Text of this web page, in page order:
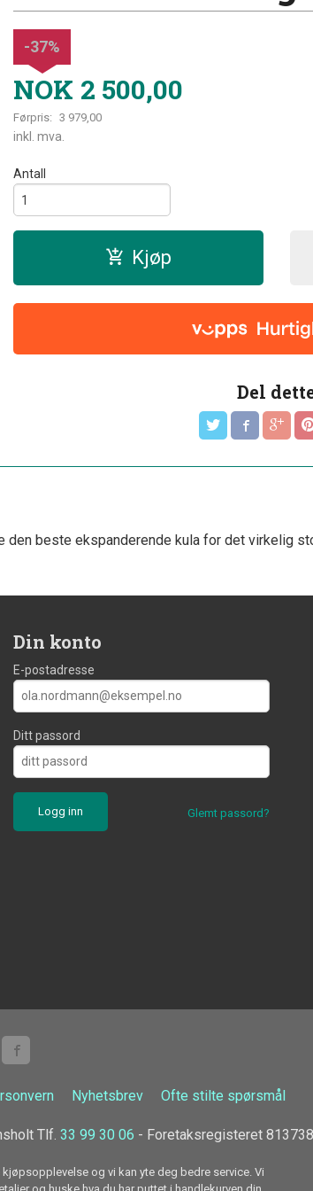
NOK 2 500,00
Førpris: 3 979,00
Rabatt
-37%
inkl. mva.
Antall
Kjøp
Del
den beste ekspanderende kula for det virkelig
Din konto
E-postadresse
Ditt passord
Glemt passord?
Nyhetsbrev Ofte stilte spørsmål
Tlf. 33 99 30 06 - Foretaksregisteret
og vi kan yte deg bedre service. Vi